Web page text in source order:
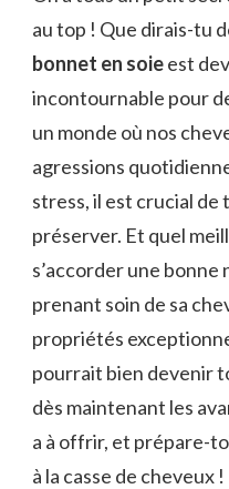
au top ! Que dirais-tu
bonnet en soieest
incontournable pour
un monde où nos
agressions
stress, il est crucial de
préserver. Et quel
s’accorder une
prenant soin de sa
propriétés
pourrait bien devenir
dès maintenant les
a à offrir, et prépare-
à la casse de cheveux !